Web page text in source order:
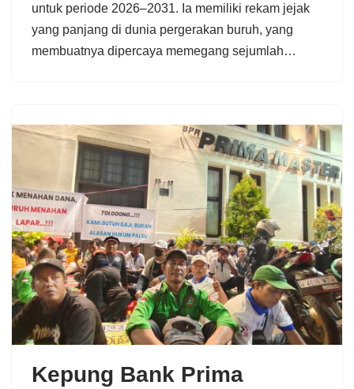
untuk periode 2026–2031. Ia memiliki rekam jejak
yang panjang di dunia pergerakan buruh, yang
membuatnya dipercaya memegang sejumlah…
Kepung Bank Prima